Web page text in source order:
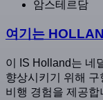
암스테르담
여기는
이 IS Holland는 네
향상시키기 위해
비행 경험을 제공